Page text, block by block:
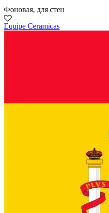
Фоновая, для стен
Equipe Cerаmicas